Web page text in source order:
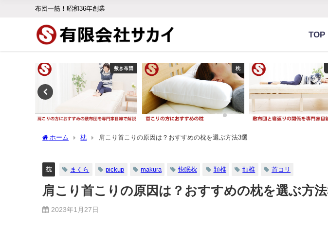
布団一筋！昭和36年創業
TOP
敷き布団 枕
ホーム 枕 肩こり首こりの原因は？おすすめの枕を選ぶ方法3選
枕 まくら pickup makura 快眠枕 頚椎 頸椎 首コリ
肩こり首こりの原因は？おすすめの枕を選ぶ方
2023年1月27日